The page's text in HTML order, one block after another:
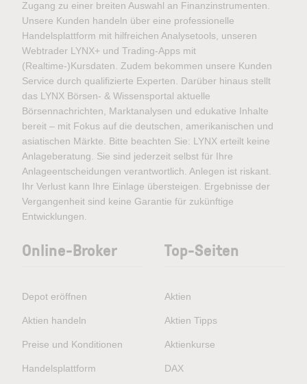
Zugang zu einer breiten Auswahl an Finanzinstrumenten.
Unsere Kunden handeln über eine professionelle
Handelsplattform mit hilfreichen Analysetools, unseren
Webtrader LYNX+ und Trading-Apps mit
(Realtime-)Kursdaten. Zudem bekommen unsere Kunden
Service durch qualifizierte Experten. Darüber hinaus stellt
das LYNX Börsen- & Wissensportal aktuelle
Börsennachrichten, Marktanalysen und edukative Inhalte
bereit – mit Fokus auf die deutschen, amerikanischen und
asiatischen Märkte. Bitte beachten Sie: LYNX erteilt keine
Anlageberatung. Sie sind jederzeit selbst für Ihre
Anlageentscheidungen verantwortlich. Anlegen ist riskant.
Ihr Verlust kann Ihre Einlage übersteigen. Ergebnisse der
Vergangenheit sind keine Garantie für zukünftige
Entwicklungen.
Online-Broker
Depot eröffnen
Aktien handeln
Preise und Konditionen
Handelsplattform
Top-Seiten
Aktien
Aktien Tipps
Aktienkurse
DAX